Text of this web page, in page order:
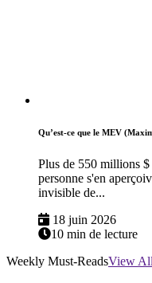
Qu’est-ce que le MEV
Plus de 550 millions $
personne s'en
invisible de...
18 juin 2026
10 min de lecture
Weekly Must-ReadsView All